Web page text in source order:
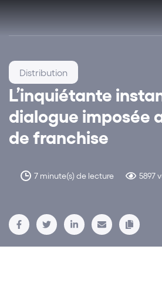
L’inquiétante
dialogue imposée
de franchise
7 minute(s) de lecture 5897
Distribution